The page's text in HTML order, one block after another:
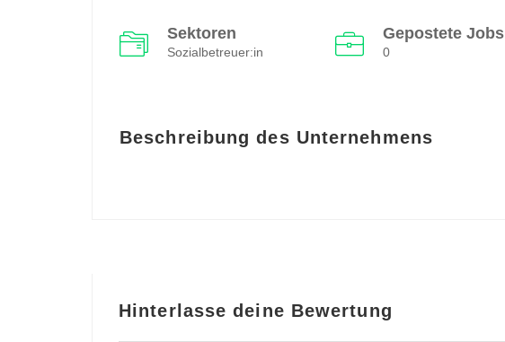
Sektoren
Sozialbetreuer:in
Gepostete Jobs
0
Beschreibung des Unternehmens
Hinterlasse deine Bewertung